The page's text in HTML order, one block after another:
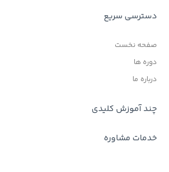
دسترسی سریع
صفحه نخست
دوره ها
درباره ما
چند آموزش کلیدی
خدمات مشاوره